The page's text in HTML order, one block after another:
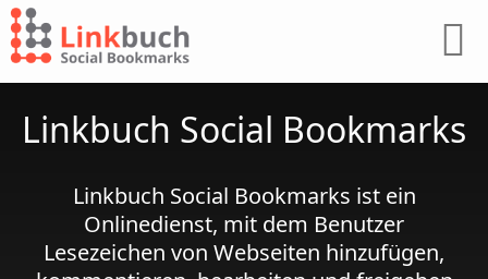
Linkbuch Social Bookmarks
Linkbuch Social Bookmarks ist ein
Onlinedienst, mit dem Benutzer
Lesezeichen von Webseiten hinzufügen,